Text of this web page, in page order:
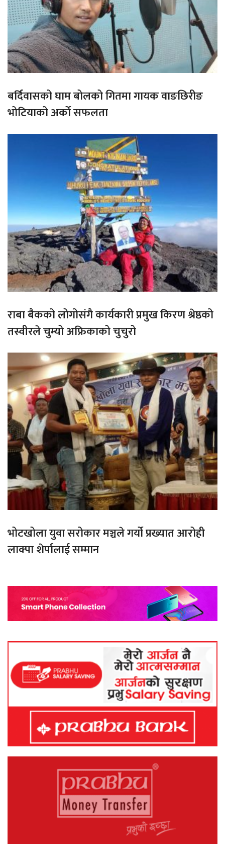
बर्दिवासको घाम बोलको गितमा गायक वाङछिरीङ
भोटियाको अर्को सफलता
राबा बैकको लोगोसंगै कार्यकारी प्रमुख किरण श्रेष्ठको
तस्वीरले चुम्यो अफ्रिकाको चुचुरो
भोटखोला युवा सरोकार मञ्चले गर्यो प्रख्यात आरोही
लाक्पा शेर्पालाई सम्मान